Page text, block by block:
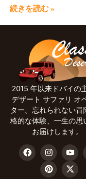
続きを読む »
2015 年以来ドバイの
デザート サファリ オ
ター。忘れられない冒
格的な体験、一生の思
お届けします。